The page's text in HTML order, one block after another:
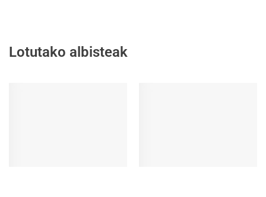
Lotutako albisteak